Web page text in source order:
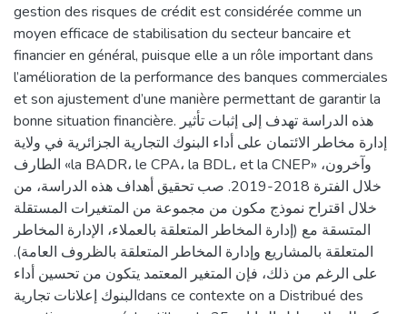
gestion des risques de crédit est considérée comme un
moyen efficace de stabilisation du secteur bancaire et
financier en général, puisque elle a un rôle important dans
l’amélioration de la performance des banques commerciales
et son ajustement d’une manière permettant de garantir la
bonne situation financière. هذه الدراسة تهدف إلى إثبات تأثير
إدارة مخاطر الائتمان على أداء البنوك التجارية الجزائرية في ولاية
الطارف «la BADR، le CPA، la BDL، et la CNEP» وآخرون،
خلال الفترة 2018-2019. صب تحقيق أهداف هذه الدراسة، من
خلال اقتراح نموذج مكون من مجموعة من المتغيرات المستقلة
المتسقة مع (إدارة المخاطر المتعلقة بالعملاء، الإدارة المخاطر
المتعلقة بالمشاريع وإدارة المخاطر المتعلقة بالظروف العامة).
على الرغم من ذلك، فإن المتغير المعتمد يتكون من تحسين أداء
البنوك إعلانات تجاريةdans ce contexte on a Distribué des